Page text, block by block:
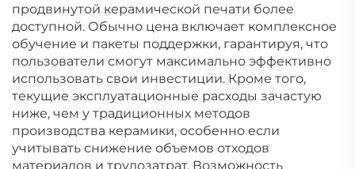
продвинутой керамической печати более
доступной. Обычно цена включает комплексное
обучение и пакеты поддержки, гарантируя, что
пользователи смогут максимально эффективно
использовать свои инвестиции. Кроме того,
текущие эксплуатационные расходы зачастую
ниже, чем у традиционных методов
производства керамики, особенно если
учитывать снижение объемов отходов
материалов и трудозатрат. Возможность